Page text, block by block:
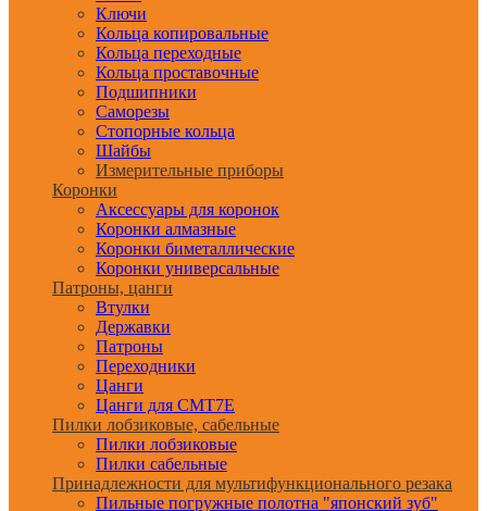
Ключи
Кольца копировальные
Кольца переходные
Кольца проставочные
Подшипники
Саморезы
Стопорные кольца
Шайбы
Измерительные приборы
Коронки
Аксессуары для коронок
Коронки алмазные
Коронки биметаллические
Коронки универсальные
Патроны, цанги
Втулки
Державки
Патроны
Переходники
Цанги
Цанги для CMT7E
Пилки лобзиковые, сабельные
Пилки лобзиковые
Пилки сабельные
Принадлежности для мультифункционального резака
Пильные погружные полотна "японский зуб"